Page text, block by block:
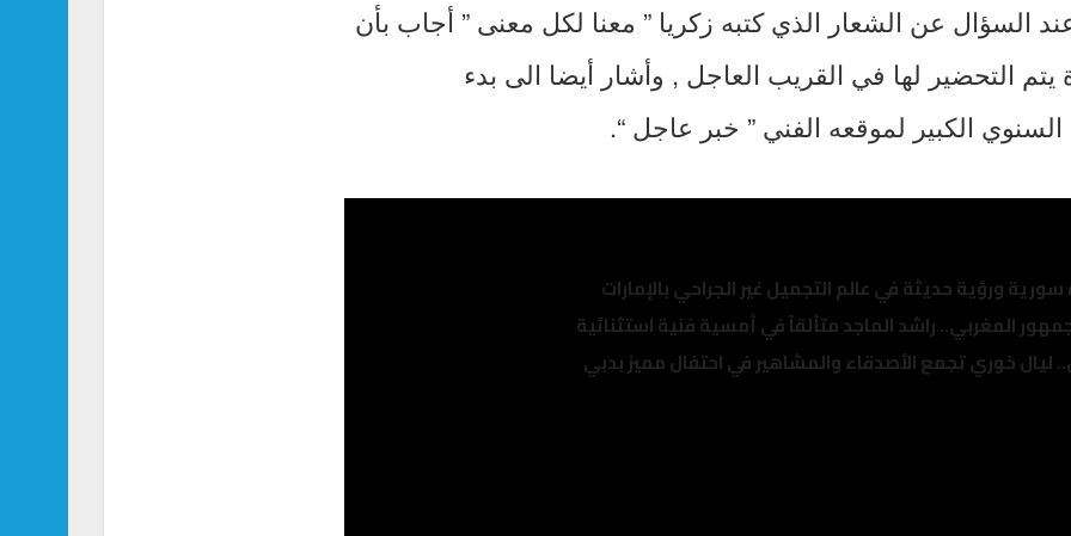
السؤال عن الشعار الذي كتبه زكريا ” معنا لكل معنى ” أجاب بأن
يتم التحضير لها في القريب العاجل , وأشار أيضا الى بدء
الكبير لموقعه الفني ” خبر عاجل “.
ورؤية حديثة في عالم التجميل غير الجراحي بالإمارات
المغربي.. راشد الماجد متألقاً في أمسية فنية استثنائية
ليال خوري تجمع الأصدقاء والمشاهير في احتفال مميز بدبي